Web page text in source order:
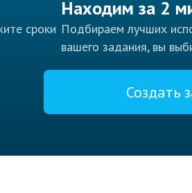
сроки
Находим за 2
Подбираем лучших
вашего задания, вы
Создать